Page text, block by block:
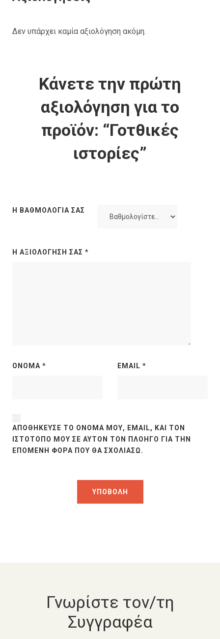
Δεν υπάρχει καμία αξιολόγηση ακόμη.
Κάνετε την πρώτη
αξιολόγηση για το
προϊόν: “Γοτθικές
ιστορίες”
Η ΒΑΘΜΟΛΟΓΊΑ ΣΑΣ
Η ΑΞΙΟΛΌΓΗΣΉ ΣΑΣ *
ΌΝΟΜΑ * EMAIL *
ΑΠΟΘΉΚΕΥΣΕ ΤΟ ΌΝΟΜΆ ΜΟΥ, EMAIL, ΚΑΙ ΤΟΝ
ΙΣΤΌΤΟΠΟ ΜΟΥ ΣΕ ΑΥΤΌΝ ΤΟΝ ΠΛΟΗΓΌ ΓΙΑ ΤΗΝ
ΕΠΌΜΕΝΗ ΦΟΡΆ ΠΟΥ ΘΑ ΣΧΟΛΙΆΣΩ.
Γνωρίστε τον/τη
Συγγραφέα